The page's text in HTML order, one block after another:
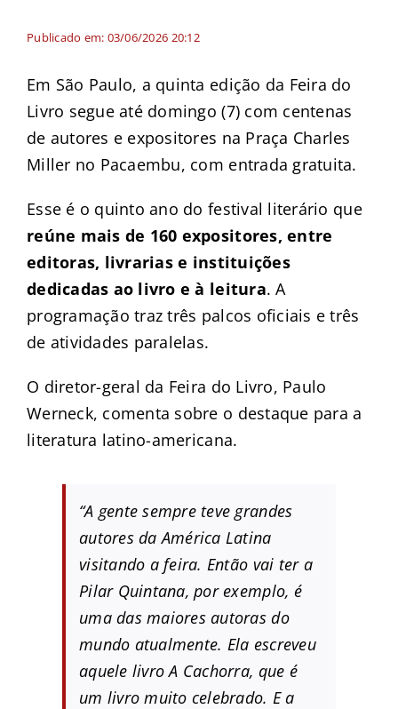
Publicado em: 03/06/2026 20:12
Em São Paulo, a quinta edição da Feira do
Livro segue até domingo (7) com centenas
de autores e expositores na Praça Charles
Miller no Pacaembu, com entrada gratuita.
Esse é o quinto ano do festival literário que
reúne mais de 160 expositores, entre
editoras, livrarias e instituições
dedicadas ao livro e à leitura. A
programação traz três palcos oficiais e três
de atividades paralelas.
O diretor-geral da Feira do Livro, Paulo
Werneck, comenta sobre o destaque para a
literatura latino-americana.
“A gente sempre teve grandes
autores da América Latina
visitando a feira. Então vai ter a
Pilar Quintana, por exemplo, é
uma das maiores autoras do
mundo atualmente. Ela escreveu
aquele livro A Cachorra, que é
um livro muito celebrado. E a